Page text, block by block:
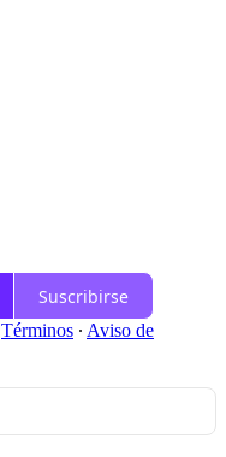
Suscribirse
Términos ∙ Aviso de